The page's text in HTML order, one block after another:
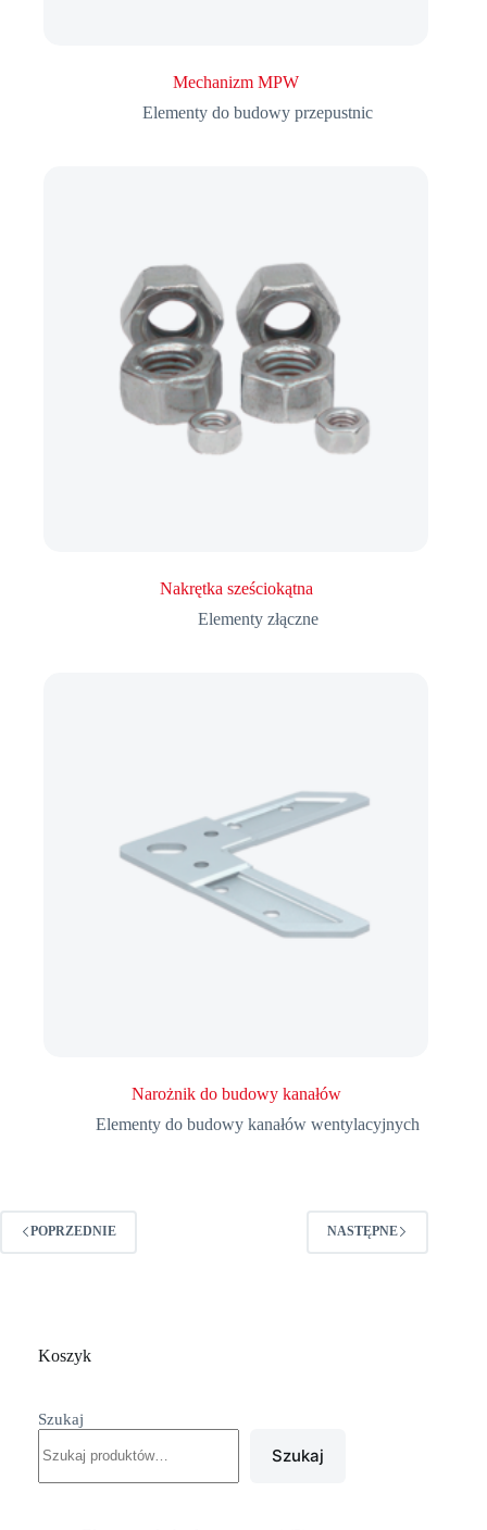
Mechanizm MPW
Elementy do budowy przepustnic
Nakrętka sześciokątna
Elementy złączne
Narożnik do budowy kanałów
Elementy do budowy kanałów wentylacyjnych
POPRZEDNIE NASTĘPNE
Koszyk
Szukaj
Szukaj